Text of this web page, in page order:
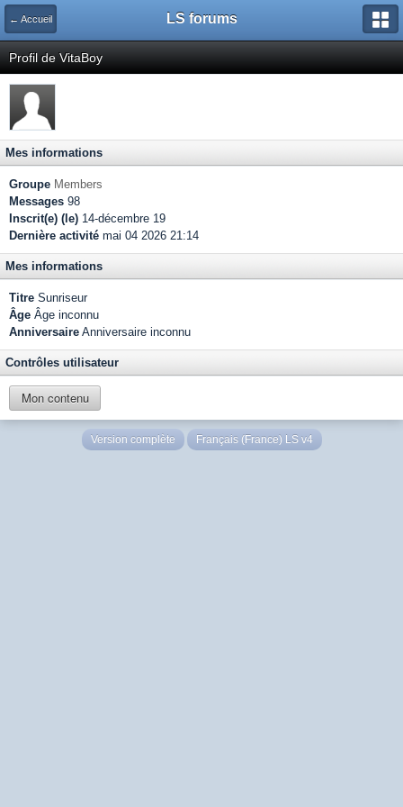
← Accueil LS forums
Profil de VitaBoy
Mes informations
Groupe Members
Messages 98
Inscrit(e) (le) 14-décembre 19
Dernière activité mai 04 2026 21:14
Mes informations
Titre Sunriseur
Âge Âge inconnu
Anniversaire Anniversaire inconnu
Contrôles utilisateur
Mon contenu
Version complète Français (France) LS v4